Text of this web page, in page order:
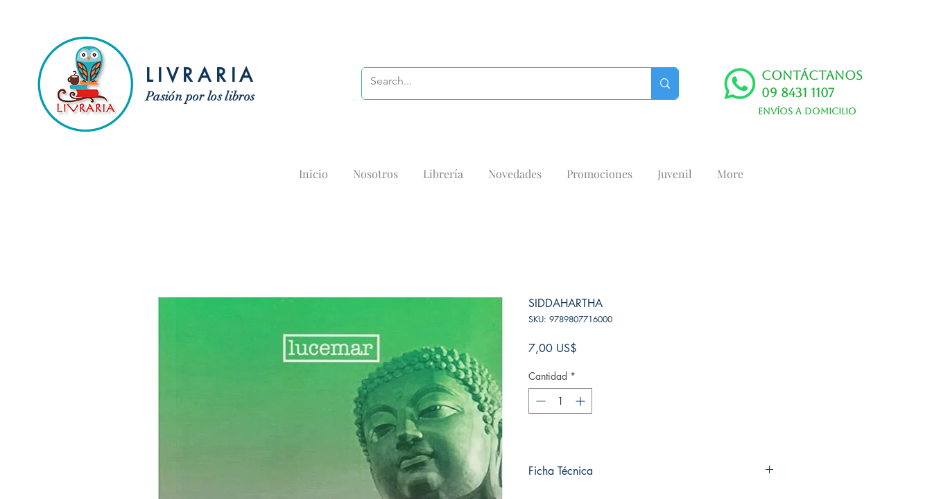
LIVRARIA
Pasión por los libros
Contáctanos
09 8431 1107
Envíos a domicilio
Inicio Nosotros Librería Novedades Promociones Juvenil More
SIDDAHARTHA
SKU: 9789807716000
7,00 US$
Cantidad *
Ficha Técnica